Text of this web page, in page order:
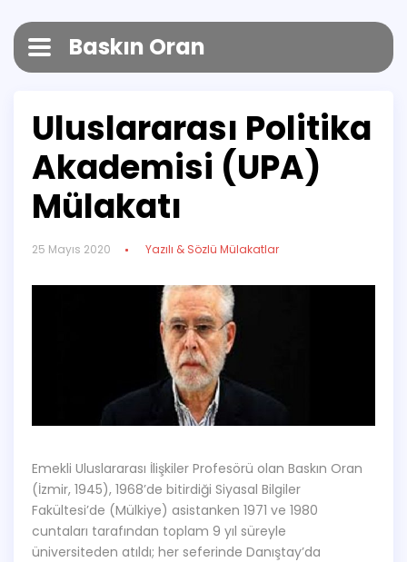
Baskın Oran
Uluslararası Politika
Akademisi (UPA)
Mülakatı
25 Mayıs 2020 Yazılı & Sözlü Mülakatlar
Emekli Uluslararası İlişkiler Profesörü olan Baskın Oran
(İzmir, 1945), 1968’de bitirdiği Siyasal Bilgiler
Fakültesi’de (Mülkiye) asistanken 1971 ve 1980
cuntaları tarafından toplam 9 yıl süreyle
üniversiteden atıldı; her seferinde Danıştay’da